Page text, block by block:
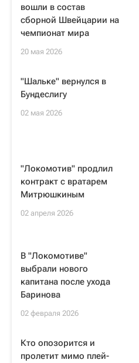
вошли в состав
сборной Швейцарии на
чемпионат мира
20 мая 2026
"Шальке" вернулся в
Бундеслигу
02 мая 2026
"Локомотив" продлил
контракт с вратарем
Митрюшкиным
02 апреля 2026
В "Локомотиве"
выбрали нового
капитана после ухода
Баринова
02 февраля 2026
Кто опозорится и
пролетит мимо плей-